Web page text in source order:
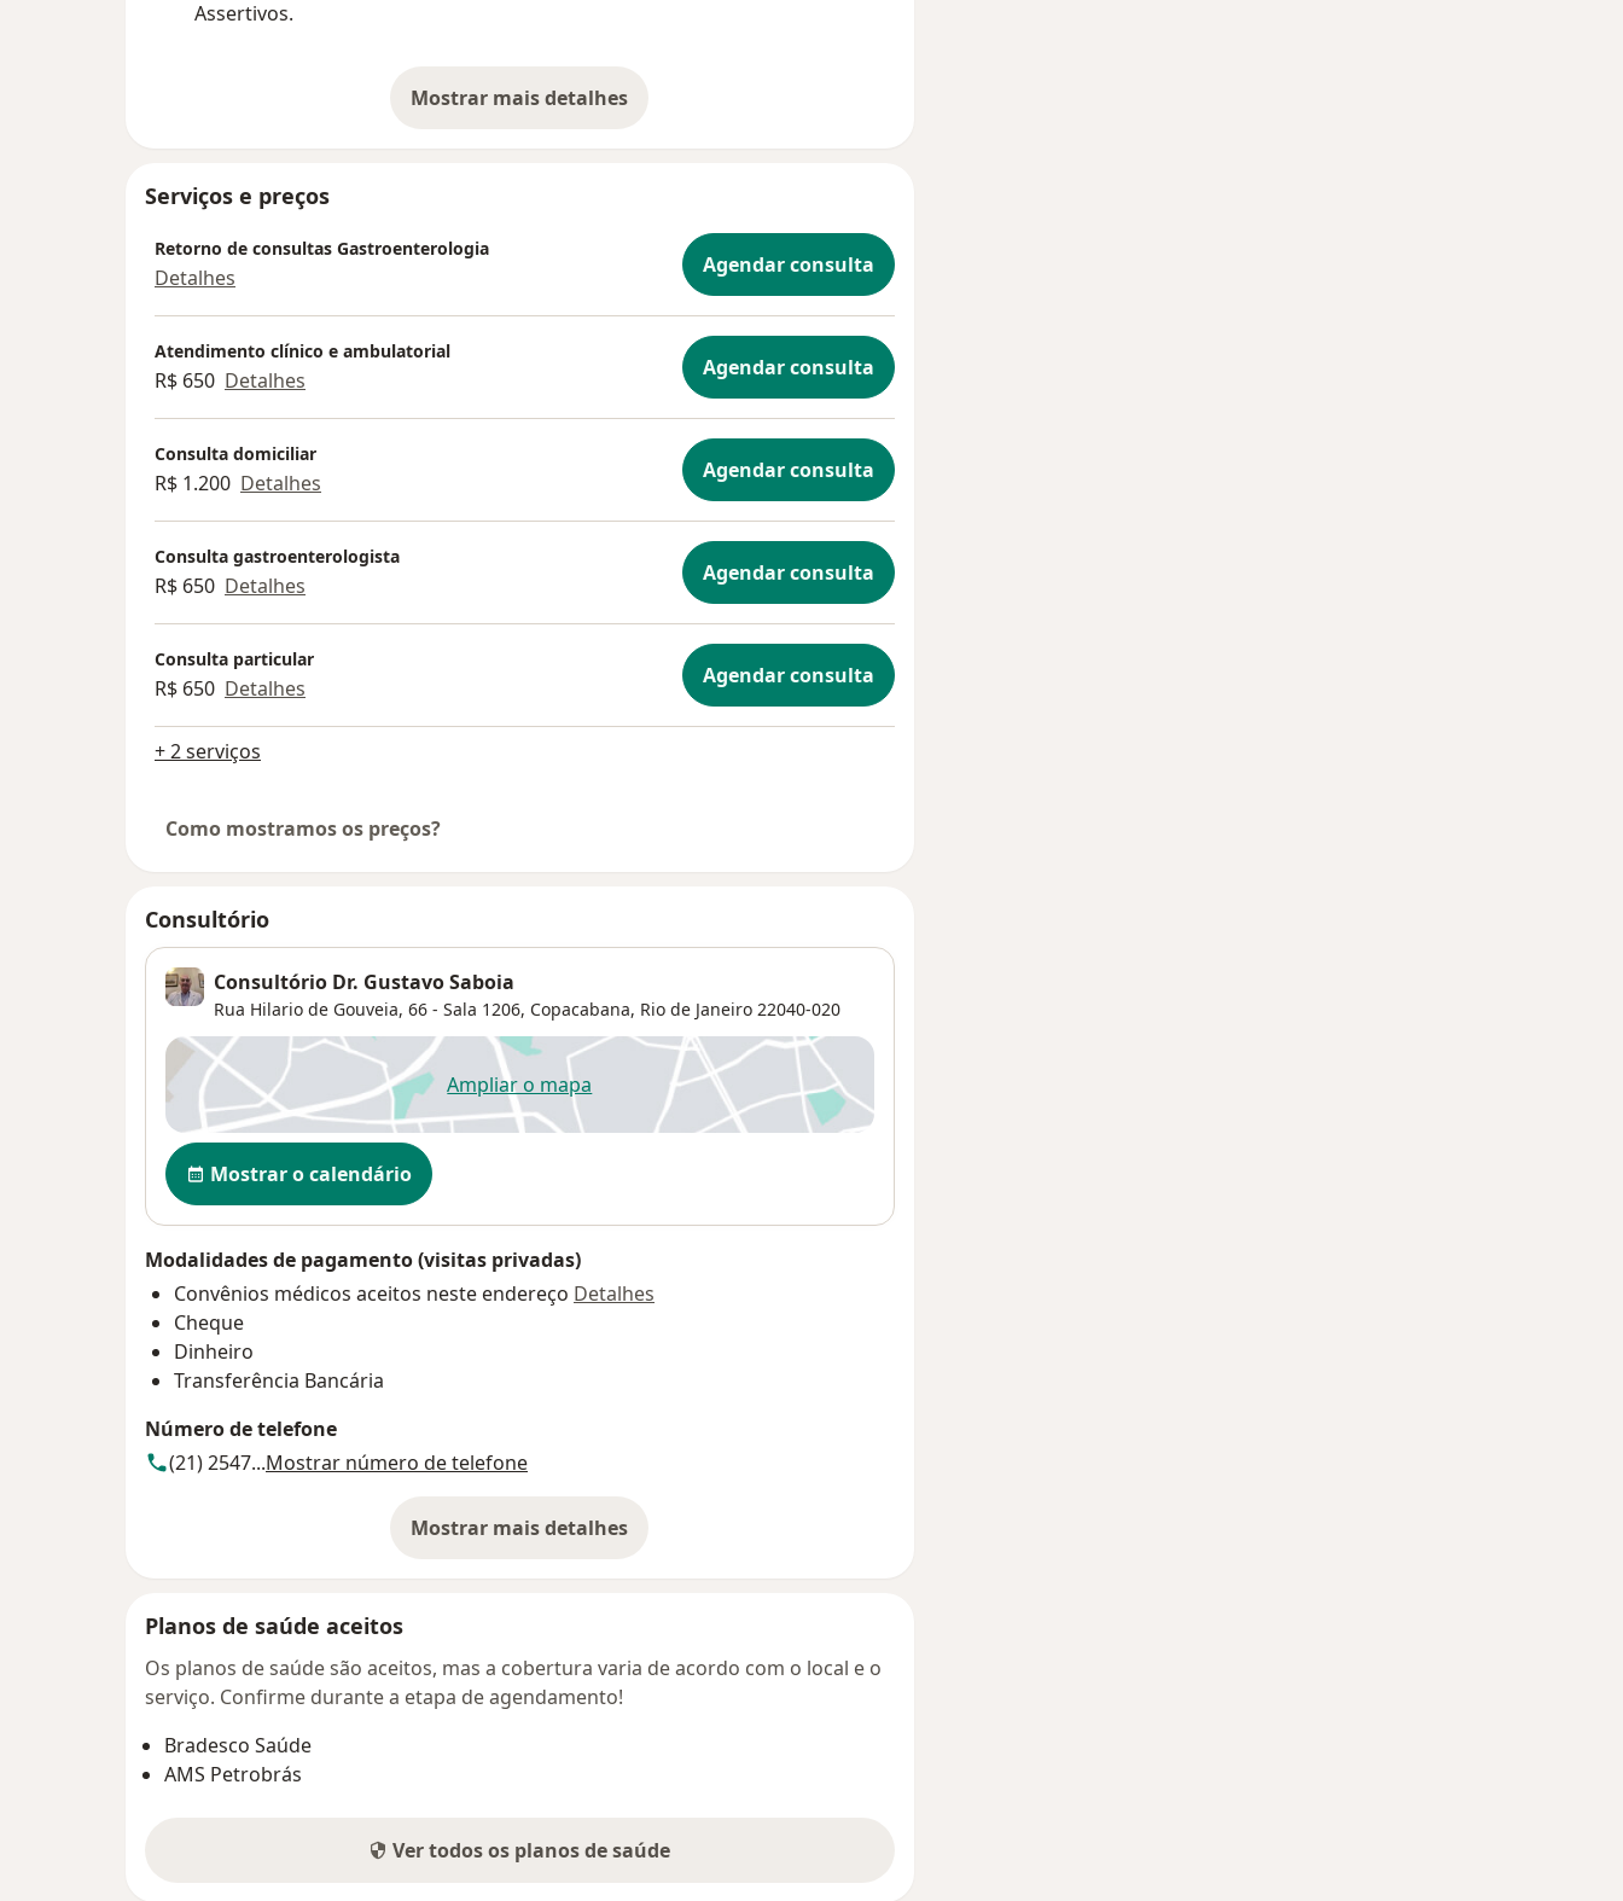
Assertivos.
Mostrar mais detalhes
sobre a experiência
Serviços e preços
Retorno de consultas Gastroenterologia
Detalhes Agendar consulta
Atendimento clínico e ambulatorial
R$ 650 Detalhes Agendar consulta
Consulta domiciliar
R$ 1.200 Detalhes Agendar consulta
Consulta gastroenterologista
R$ 650 Detalhes Agendar consulta
Consulta particular
R$ 650 Detalhes Agendar consulta
+ 2 serviços
Como mostramos os preços?
Consultório
Consultório Dr. Gustavo Saboia
Rua Hilario de Gouveia, 66 - Sala 1206, Copacabana, Rio de Janeiro 22040-020
Ampliar o mapaabre num novo separador
Disponibilidade
Mostrar o calendário
Modalidades de pagamento (visitas privadas)
Convênios médicos aceitos neste endereço Detalhes
Cheque
Dinheiro
Transferência Bancária
Número de telefone
(21) 2547...Mostrar número de telefone
Mostrar mais detalhes
sobre o endereço
Planos de saúde aceitos
Os planos de saúde são aceitos, mas a cobertura varia de acordo com o local e o
serviço. Confirme durante a etapa de agendamento!
Bradesco Saúde
AMS Petrobrás
Ver todos os planos de saúde